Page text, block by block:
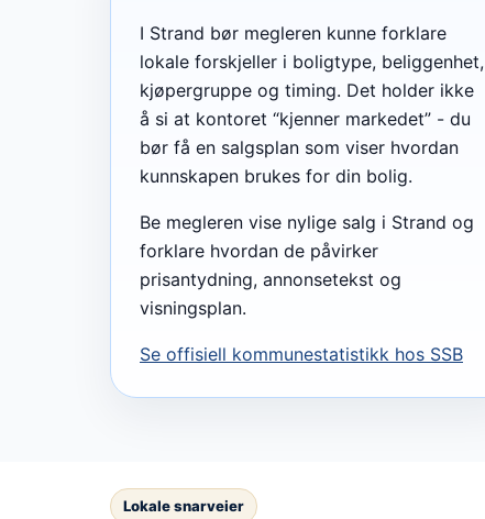
I Strand bør megleren kunne forklare
lokale forskjeller i boligtype, beliggenhet,
kjøpergruppe og timing. Det holder ikke
å si at kontoret “kjenner markedet” - du
bør få en salgsplan som viser hvordan
kunnskapen brukes for din bolig.
Be megleren vise nylige salg i Strand og
forklare hvordan de påvirker
prisantydning, annonsetekst og
visningsplan.
Se offisiell kommunestatistikk hos SSB
Lokale snarveier